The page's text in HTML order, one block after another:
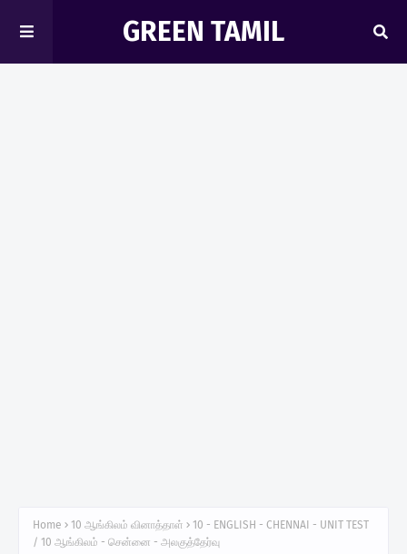
GREEN TAMIL
Home 10 ஆங்கிலம் வினாத்தாள்
10 - ENGLISH - CHENNAI - UNIT TEST
/ 10 ஆங்கிலம் - சென்னை - அலகுத்தேர்வு